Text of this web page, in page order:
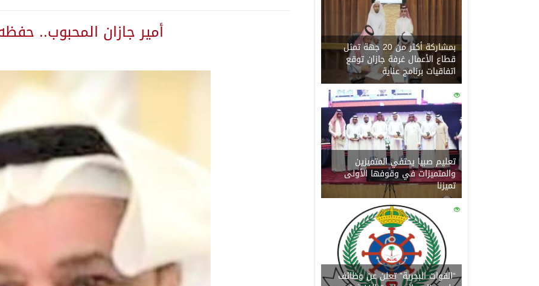
05/08/2026البرلمان العربي يدين مجازر الاحتلال ويطالب مجلس الأمن بإجراءات ملزمة
05/08/2026وزير الخارجية الأمير فيصل بن فرحان يصل عمّان للمشاركة في اجتماع دعم القدس
05/08/2026مجلس الوزراء برئاسة ولي العهد يقر 15 قرارًا.. شراكات دولية وتمديد مهلة توثيق التصرفات العقارية
05/08/2026“مركز الغطاء النباتي” يطرح 5 فرص تنمية مستدامة بشراكات استثمارية في منطقة جازان
05/08/2026حرس الحدود بمنطقة جازان ينقذ مقيمًا تعرض لوعكة صحية في عرض البحر
05/08/2026الفرصة الاخيرة لطهران ومصير مضيق هرمز بين تامل قد يجد انفراجة او مسمار جحا اعدته
05/08/2026سمو ولي العهد يرأس جلسة مجلس الوزراء في جدة
بمشاركة أكثر من 20 جهة تمثل
قطاع الأعمال غرفة جازان توقع
اتفاقيات برنامج عناية
199
تعليم صبيا يحتفي المتميزين
والمتميزات في وقوفها الأولى
تميزنا
197
“القوات البحرية” تعلن عن وظائف
أمير جازان المحبوب..